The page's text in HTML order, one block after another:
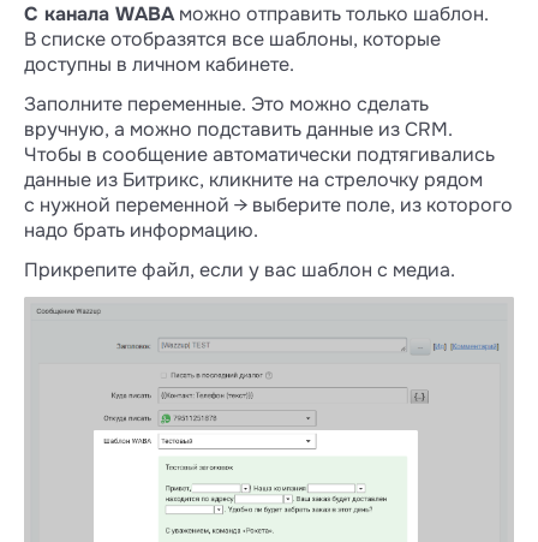
С канала WABAможно отправить только шаблон.
В списке отобразятся все шаблоны, которые
доступны в личном кабинете.
Заполните переменные. Это можно сделать
вручную, а можно подставить данные из CRM.
Чтобы в сообщение автоматически подтягивались
данные из Битрикс, кликните на стрелочку рядом
с нужной переменной → выберите поле, из которого
надо брать информацию.
Прикрепите файл, если у вас шаблон с медиа.